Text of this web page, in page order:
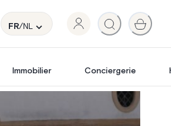
FR/NL
Immobilier Conciergerie